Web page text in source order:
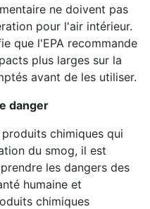
ne doivent pas
pour l'air intérieur.
que l'EPA recommande
plus larges sur la
avant de les utiliser.
danger
chimiques qui
du smog, il est
les dangers des
humaine et
chimiques